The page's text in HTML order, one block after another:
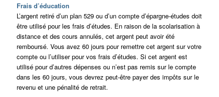
Frais d’éducation
L’argent retiré d’un plan 529 ou d’un compte d’épargne-études doit
être utilisé pour les frais d’études. En raison de la scolarisation à
distance et des cours annulés, cet argent peut avoir été
remboursé. Vous avez 60 jours pour remettre cet argent sur votre
compte ou l’utiliser pour vos frais d’études. Si cet argent est
utilisé pour d’autres dépenses ou n’est pas remis sur le compte
dans les 60 jours, vous devrez peut-être payer des impôts sur le
revenu et une pénalité de retrait.